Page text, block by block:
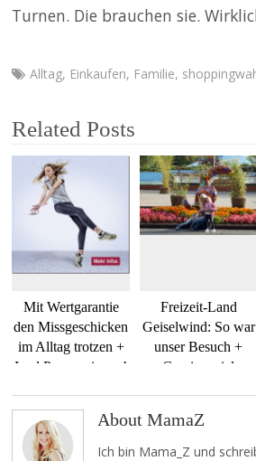
Turnen. Die brauchen sie.
Alltag, Einkaufen, Familie,
Related Posts
Mit Wertgarantie
den Missgeschicken
im Alltag trotzen +
Ipad Pro gewinnen!
Freizeit-Land
Geiselwind: So war
unser Besuch +
Gewinnspiel
About MamaZ
Ich bin Mama_Z und